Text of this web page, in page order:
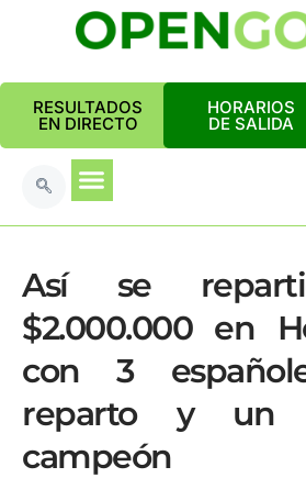
RESULTADOS
EN DIRECTO
HORARIOS
DE SALIDA
Así se
$2.000.000 en
con 3
reparto y un
campeón